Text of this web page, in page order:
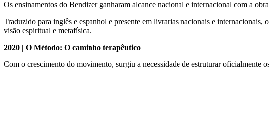
Os ensinamentos do Bendizer ganharam alcance nacional e internacional com a
Traduzido para inglês e espanhol e presente em livrarias nacionais e
visão espiritual e metafísica.
2020 | O Método: O caminho terapêutico
Com o crescimento do movimento, surgiu a necessidade de estruturar oficialmente